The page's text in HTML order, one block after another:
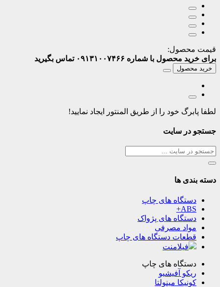
قیمت محصول:
برای خرید محصول با شماره ۰۹۱۳۱۰۰۷۴۶۶ تماس بگیرید
خرید محصول
لطفا پابرگ خود را از طریق المنتور ایجاد نمایید!
جستجو در سایت
دسته بندی ها
دستگاه های چاپ
ABS+
دستگاه های پژواک
مواد مصرفی
قطعات دستگاه های چاپ
فیلامنت
دستگاه های چاپ
ریکو آفیشیو
کونیکا مینولتا